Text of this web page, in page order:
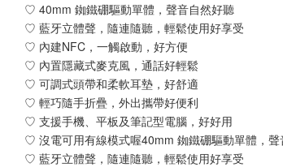
♡ 40mm 銣鐵硼驅動單體，聲音自然好聽
♡ 藍牙立體聲，隨連隨聽，輕鬆使用好享受
♡ 內建NFC，一觸啟動，好方便
♡ 內置隱藏式麥克風，通話好輕鬆
♡ 可調式頭帶和柔軟耳墊，好舒適
♡ 輕巧隨手折疊，外出攜帶好便利
♡ 支援手機、平板及筆記型電腦，好好用
♡ 沒電可用有線模式喔40mm 銣鐵硼驅動單體，聲
♡ 藍牙立體聲，隨連隨聽，輕鬆使用好享受